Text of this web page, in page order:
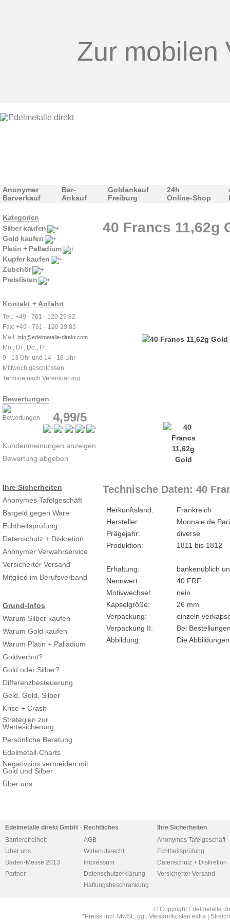
Zur mobilen
Anonymer
Barverkauf
Bar-
Ankauf
Goldankauf
Freiburg
24h
Online-Shop
Kategorien
Silber kaufen
Gold kaufen
Platin + Palladium
Kupfer kaufen
Zubehör
Preislisten
Kontakt + Anfahrt
Tel.: +49 - 761 - 120 29 82
Fax: +49 - 761 - 120 29 83
Mail: info@edelmetalle-direkt.com
Mo., Di., Do., Fr.
9 - 13 Uhr und 14 - 18 Uhr
Mittwoch geschlossen
Termine nach Vereinbarung
Bewertungen
4,99/5
Kundenmeinungen anzeigen
Bewertung abgeben
Ihre Sicherheiten
Anonymes Tafelgeschäft
Bargeld gegen Ware
Echtheitsprüfung
Datenschutz + Diskretion
Anonymer Verwahrservice
Versicherter Versand
Mitglied im Berufsverband
Grund-Infos
Warum Silber kaufen
Warum Gold kaufen
Warum Platin + Palladium
Goldverbot?
Gold oder Silber?
Differenzbesteuerung
Geld, Gold, Silber
Krise + Crash
Strategien zur
Wertesicherung
Persönliche Beratung
Edelmetall-Charts
Negativzins vermeiden mit
Gold und Silber
Über uns
40 Francs 11,62g
Technische Daten: 40
Herkunftsland:
Frankreich
Hersteller:
Monnaie de
Prägejahr:
diverse
Produktion:
1811 bis 1812
Erhaltung:
bankenüblich
Nennwert:
40 FRF
Motivwechsel:
nein
Kapselgröße:
26 mm
Verpackung:
einzeln
Verpackung II:
Bei
Abbildung:
Die
Edelmetalle direkt GmbH
Barrierefreiheit
Über uns
Baden-Messe 2013
Partner
Rechtliches
AGB
Widerrufsrecht
Impressum
Datenschutzerklärung
Haftungsbeschränkung
Ihre Sicherheiten
Anonymes Tafelgeschäft
Echtheitsprüfung
Datenschutz + Diskretion
Versicherter Versand
© Copyright Edelmetalle
*Preise incl. MwSt., ggf. Versandkosten extra |